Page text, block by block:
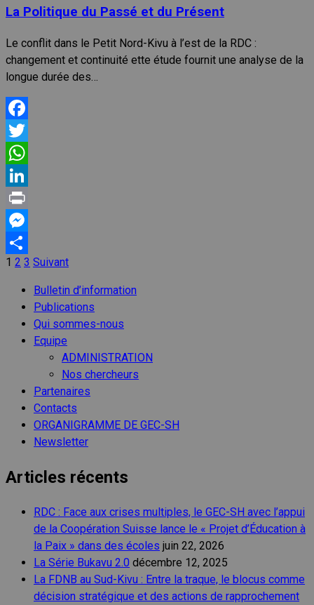
La Politique du Passé et du Présent
Le conflit dans le Petit Nord-Kivu à l’est de la RDC :
changement et continuité ette étude fournit une analyse de la
longue durée des…
Facebook
Twitter
WhatsApp
LinkedIn
Print
Messenger
Partager
Pagination
des
publications
1 2 3 Suivant
Bulletin d’information
Publications
Qui sommes-nous
Equipe
ADMINISTRATION
Nos chercheurs
Partenaires
Contacts
ORGANIGRAMME DE GEC-SH
Newsletter
Articles récents
RDC : Face aux crises multiples, le GEC-SH avec l’appui
de la Coopération Suisse lance le « Projet d’Éducation à
la Paix » dans des écoles juin 22, 2026
La Série Bukavu 2.0 décembre 12, 2025
La FDNB au Sud-Kivu : Entre la traque, le blocus comme
décision stratégique et des actions de rapprochement